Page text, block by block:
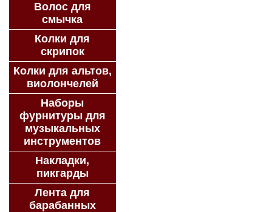
Волос для
смычка
Колки для
скрипок
Колки для альтов,
виолончелей
Наборы
фурнитуры для
музыкальных
инструментов
Накладки,
пикгарды
Лента для
барабанных